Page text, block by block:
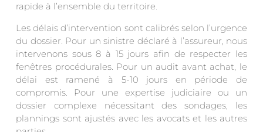
rapide à l’ensemble du territoire.
Les délais d’intervention sont calibrés selon l’urgence
du dossier. Pour un sinistre déclaré à l’assureur, nous
intervenons sous 8 à 15 jours afin de respecter les
fenêtres procédurales. Pour un audit avant achat, le
délai est ramené à 5-10 jours en période de
compromis. Pour une expertise judiciaire ou un
dossier complexe nécessitant des sondages, les
plannings sont ajustés avec les avocats et les autres